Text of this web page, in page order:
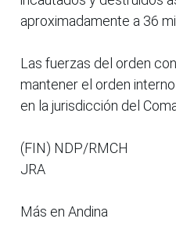
aproximadamente a 36
Las fuerzas del orden
mantener el orden
en la jurisdicción del
(FIN) NDP/RMCH
JRA
Más en Andina